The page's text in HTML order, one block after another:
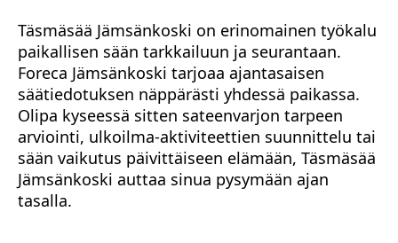
Täsmäsää Jämsänkoski on erinomainen työkalu
paikallisen sään tarkkailuun ja seurantaan.
Foreca Jämsänkoski tarjoaa ajantasaisen
säätiedotuksen näppärästi yhdessä paikassa.
Olipa kyseessä sitten sateenvarjon tarpeen
arviointi, ulkoilma-aktiviteettien suunnittelu tai
sään vaikutus päivittäiseen elämään, Täsmäsää
Jämsänkoski auttaa sinua pysymään ajan
tasalla.